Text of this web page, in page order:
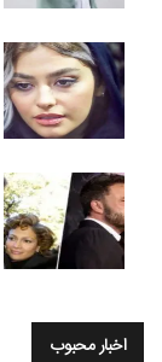
اخبار محبوب